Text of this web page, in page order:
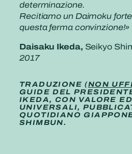
determinazione.
Recitiamo un Daimoku
questa ferma convinzione!»
Daisaku Ikeda, Seikyo
2017
TRADUZIONE (NON
GUIDE DEL
IKEDA, CON VALORE
UNIVERSALI,
QUOTIDIANO
SHIMBUN.